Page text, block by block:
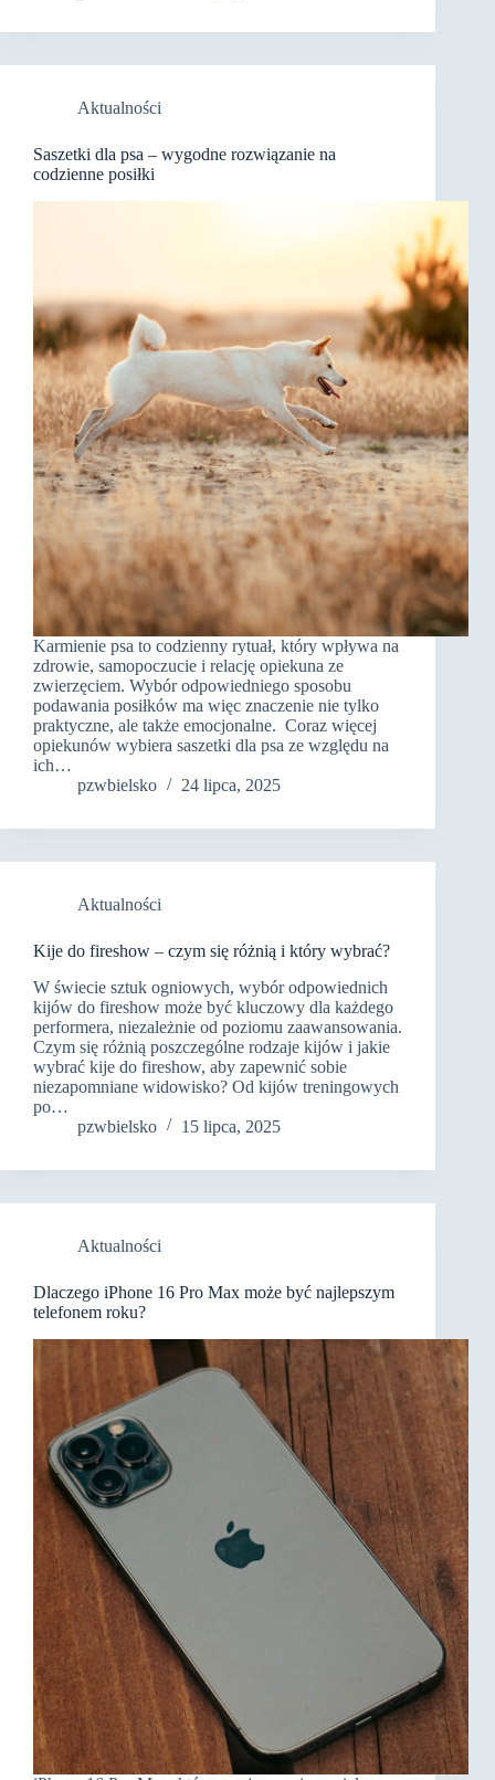
Aktualności
Saszetki dla psa – wygodne rozwiązanie na
codzienne posiłki
Karmienie psa to codzienny rytuał, który wpływa na
zdrowie, samopoczucie i relację opiekuna ze
zwierzęciem. Wybór odpowiedniego sposobu
podawania posiłków ma więc znaczenie nie tylko
praktyczne, ale także emocjonalne. Coraz więcej
opiekunów wybiera saszetki dla psa ze względu na
ich…
pzwbielsko
24 lipca, 2025
Aktualności
Kije do fireshow – czym się różnią i który wybrać?
W świecie sztuk ogniowych, wybór odpowiednich
kijów do fireshow może być kluczowy dla każdego
performera, niezależnie od poziomu zaawansowania.
Czym się różnią poszczególne rodzaje kijów i jakie
wybrać kije do fireshow, aby zapewnić sobie
niezapomniane widowisko? Od kijów treningowych
po…
pzwbielsko
15 lipca, 2025
Aktualności
Dlaczego iPhone 16 Pro Max może być najlepszym
telefonem roku?